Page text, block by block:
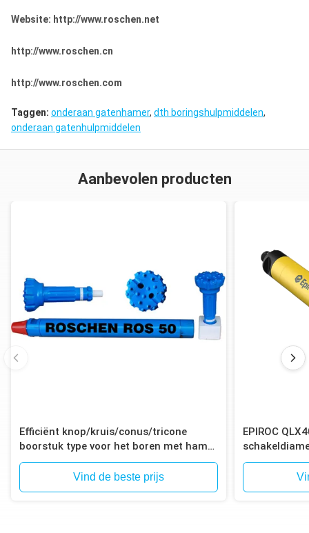
Website: http://www.roschen.net
http://www.roschen.cn
http://www.roschen.com
Taggen: onderaan gatenhamer, dth boringshulpmiddelen,
onderaan gatenhulpmiddelen
Aanbevolen producten
Efficiënt knop/kruis/conus/tricone
boorstuk type voor het boren met hamer
in het gat
Vind de beste prijs
EPIROC
voor het